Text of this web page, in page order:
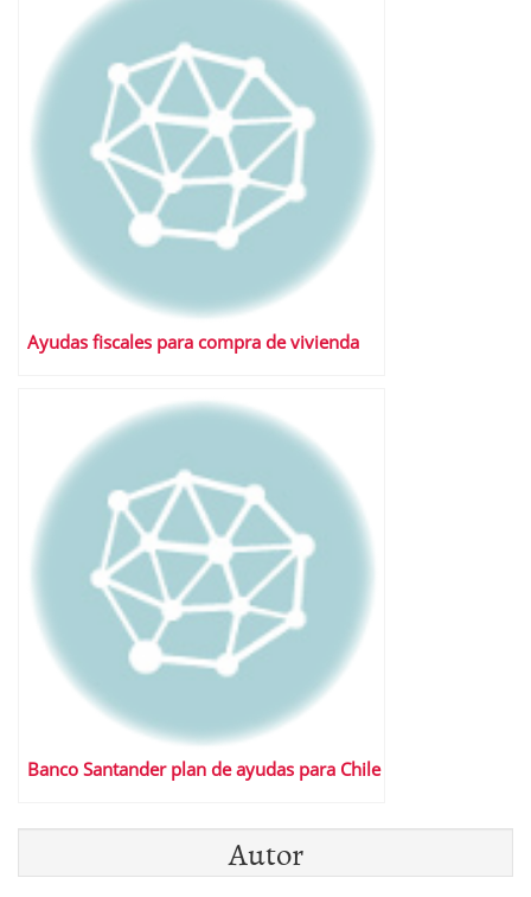
Ayudas fiscales para compra de vivienda
Banco Santander plan de ayudas para Chile
Autor